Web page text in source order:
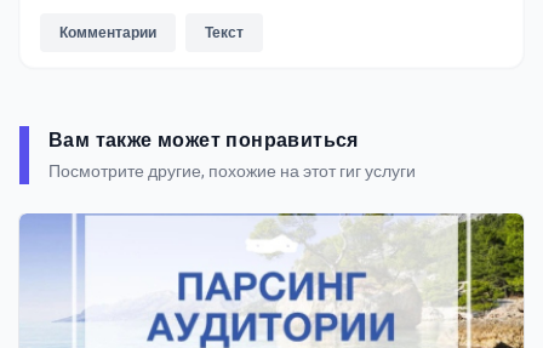
Комментарии Текст
Вам также может понравиться
Посмотрите другие, похожие на этот гиг услуги